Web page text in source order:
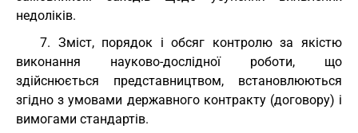
недоліків.
7. Зміст, порядок і обсяг контролю за якістю
виконання науково-дослідної роботи, що
здійснюється представництвом, встановлюються
згідно з умовами державного контракту (договору) і
вимогами стандартів.